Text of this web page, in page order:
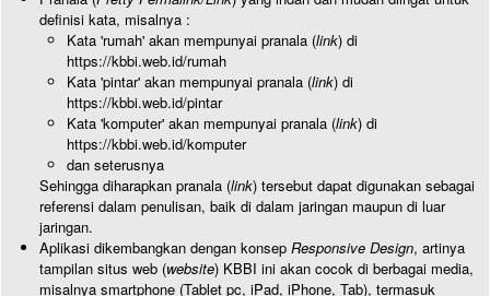
definisi kata, misalnya :
Kata 'rumah' akan mempunyai pranala (link) di
https://kbbi.web.id/rumah
Kata 'pintar' akan mempunyai pranala (link) di
https://kbbi.web.id/pintar
Kata 'komputer' akan mempunyai pranala (link) di
https://kbbi.web.id/komputer
dan seterusnya
Sehingga diharapkan pranala (link) tersebut dapat digunakan sebagai
referensi dalam penulisan, baik di dalam jaringan maupun di luar
jaringan.
Aplikasi dikembangkan dengan konsep Responsive Design, artinya
tampilan situs web (website) KBBI ini akan cocok di berbagai media,
misalnya smartphone (Tablet pc, iPad, iPhone, Tab), termasuk